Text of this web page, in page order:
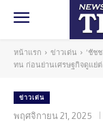
หน้าแรก ข่าวเด่น
‘ชัช
ทน ก่อนย่านเศรษฐกิจดูแย่
ข่าวเด่น
พฤศจิกายน 21, 2025